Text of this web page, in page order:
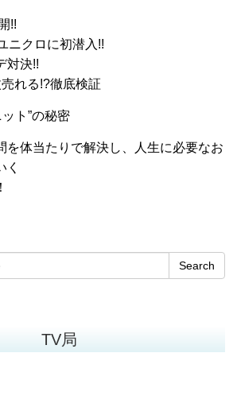
!!
ニクロに初潜入!!
対決!!
れる!?徹底検証
ト”の秘密
を体当たりで解決し、人生に必要なお
く
Search
TV局